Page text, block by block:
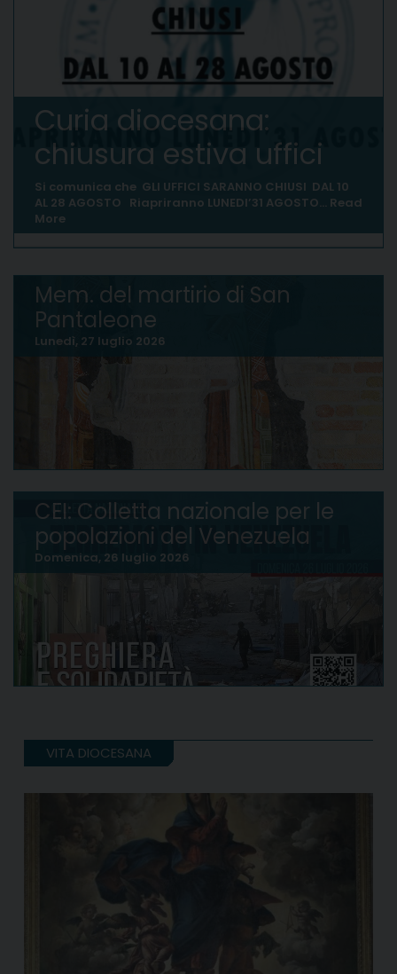
Curia diocesana:
chiusura estiva uffici
Si comunica che GLI UFFICI SARANNO CHIUSI DAL 10
AL 28 AGOSTO Riapriranno LUNEDI’31 AGOSTO… Read
More
Mem. del martirio di San
Pantaleone
Lunedì, 27 luglio 2026
CEI: Colletta nazionale per le
popolazioni del Venezuela
Domenica, 26 luglio 2026
VITA DIOCESANA